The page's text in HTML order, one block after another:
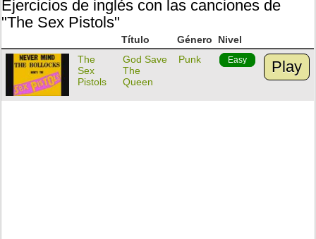
Ejercicios de inglés con las canciones de
"The Sex Pistols"
Título Género
Nivel
The
Sex
Pistols
God Save
The
Queen
Punk Easy Play